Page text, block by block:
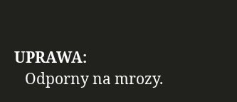
UPRAWA:
Odporny na mrozy.